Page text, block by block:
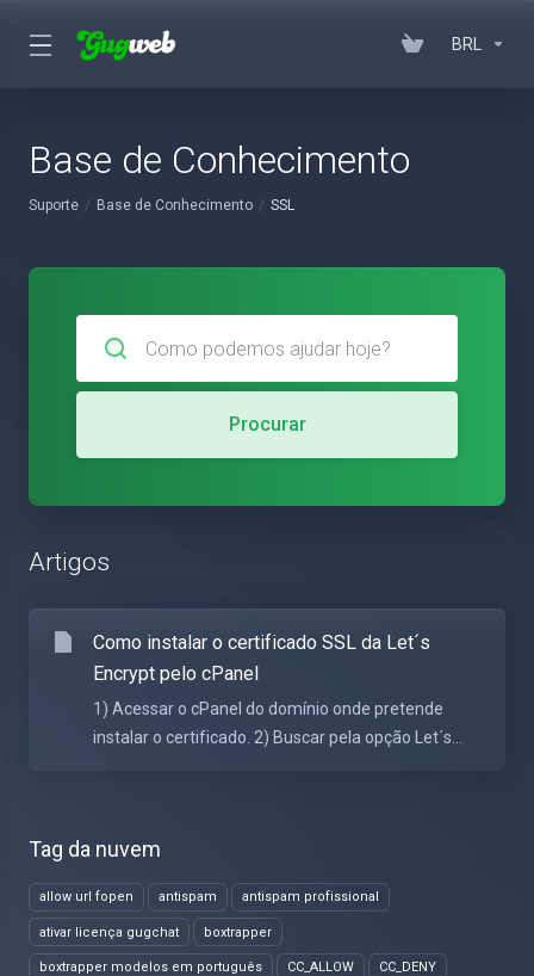
BRL
Base de Conhecimento
Suporte Base de Conhecimento SSL
Tag da nuvem
allow url fopen antispam antispam profissional
ativar licença gugchat boxtrapper
boxtrapper modelos em português CC_ALLOW CC_DENY
Procurar
Artigos
Como instalar o certificado SSL da Let´s
Encrypt pelo cPanel
1) Acessar o cPanel do domínio onde pretende
instalar o certificado. 2) Buscar pela opção Let´s...